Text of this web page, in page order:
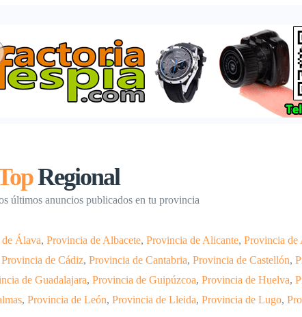
Regional
últimos anuncios publicados en tu provincia
Álava, Provincia de Albacete, Provincia de Alicante, Provincia de
Provincia de Cádiz, Provincia de Cantabria, Provincia de Castellón,
de Guadalajara, Provincia de Guipúzcoa, Provincia de Huelva,
, Provincia de León, Provincia de Lleida, Provincia de Lugo,